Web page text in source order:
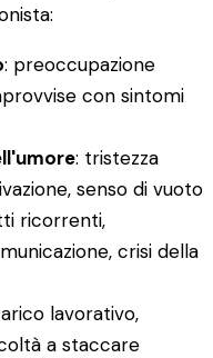
: preoccupazione
con sintomi
: tristezza
senso di vuoto
ricorrenti,
crisi della
lavorativo,
a staccare